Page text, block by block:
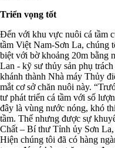
Triển vọng tốt
Đến với khu vực nuôi cá tầm
tầm Việt Nam-Sơn La, chúng
biệt với bờ khoảng 20m bằng
Lan - kỹ sư thủy sản phụ
khánh thành Nhà máy Thủy
mắt cơ sở chăn nuôi này.
tư phát triển cá tầm với số
đây là vùng nước nóng, khó
tầm. Thế nhưng được sự
Chất – Bí thư Tỉnh ủy Sơn La,
Hiện chúng tôi đã có hàng